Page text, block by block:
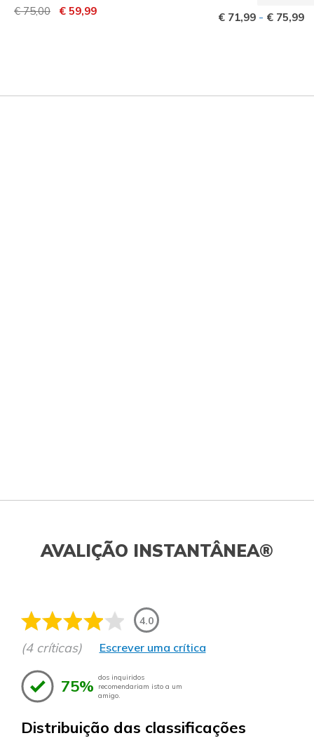
Preço com desconto de
€ 75,00 para
€ 59,99 € 71,99 - € 75,99
AVALIÇÃO INSTANTÂNEA®
4.0
(4 críticas) Escrever uma crítica
75% dos inquiridos
recomendariam isto a um
amigo.
Distribuição das classificações